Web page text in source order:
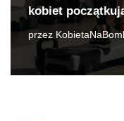
kobiet
przez